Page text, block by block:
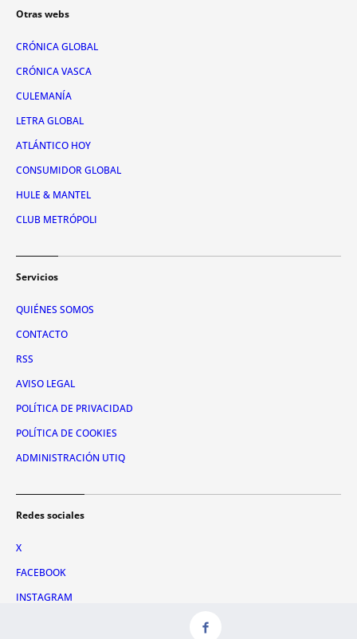
Otras webs
CRÓNICA GLOBAL
CRÓNICA VASCA
CULEMANÍA
LETRA GLOBAL
ATLÁNTICO HOY
CONSUMIDOR GLOBAL
HULE & MANTEL
CLUB METRÓPOLI
Servicios
QUIÉNES SOMOS
CONTACTO
RSS
AVISO LEGAL
POLÍTICA DE PRIVACIDAD
POLÍTICA DE COOKIES
ADMINISTRACIÓN UTIQ
Redes sociales
X
FACEBOOK
INSTAGRAM